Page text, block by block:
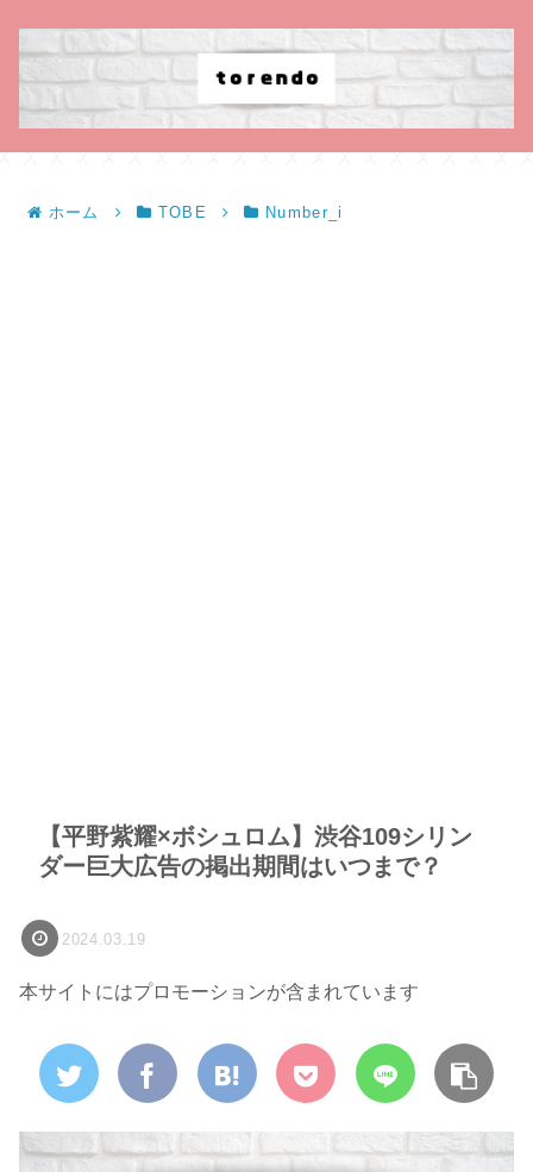
ホーム TOBE Number_i
【平野紫耀×ボシュロム】渋谷109シリン
ダー巨大広告の掲出期間はいつまで？
2024.03.19
本サイトにはプロモーションが含まれています